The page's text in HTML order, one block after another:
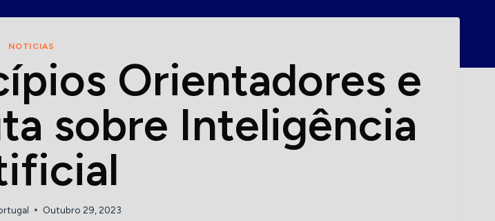
NOTICIAS
Orientadores e
sobre Inteligência
Outubro 29, 2023